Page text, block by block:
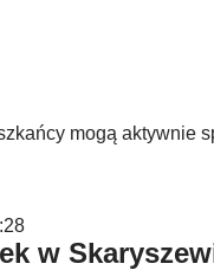
mogą aktywnie
w